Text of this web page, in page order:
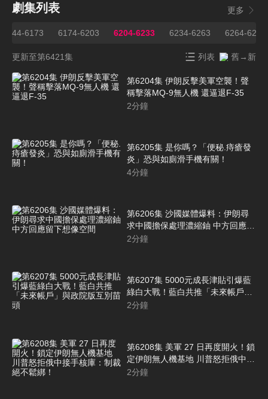
劇集列表 更多
6144-6173 6174-6203 6204-6233 6234-6263 6264-6293
更新至第6421集 列表 舊→新
第6204集 伊朗反擊美軍空襲！聲
稱擊落MQ-9無人機 還逼退F-35
2分鐘
第6205集 是你嗎？「便秘.痔瘡發
炎」恐與如廁滑手機有關！
4分鐘
第6206集 沙國媒體爆料：伊朗尋
求中國擔保處理濃縮鈾 中方回應留
下想像空間
2分鐘
第6207集 5000元成長津貼引爆藍
綠白大戰！藍白共推「未來帳戶」
與政院版互別苗頭
2分鐘
第6208集 美軍 27 日再度開火！鎖
定伊朗無人機基地 川普怒拒俄中接
手核庫：制裁絕不鬆綁！
2分鐘